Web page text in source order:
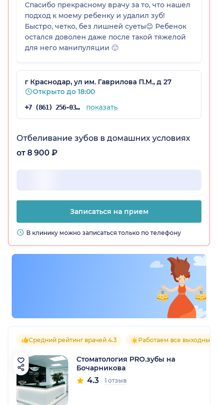
Спасибо прекрасному врачу за то, что нашел
подход к моему ребенку и удалил зуб!
Быстро, четко, без лишней суеты😊 Ребенок
остался доволен даже после такой тяжелой
для него манипуляции 🙂
г Краснодар, ул им. Гаврилова П.М., д 27
Открыто до 18:00
+7 (861) 256-03-76 показать
Отбеливание зубов в домашних условиях
от 8 900 ₽
Записаться на прием
В клинику можно записаться только по телефону
Средний рейтинг врачей 4.3 Работаем все выходные
Стоматология PRO.зубы на
Бочарникова
4.3 1 отзыв